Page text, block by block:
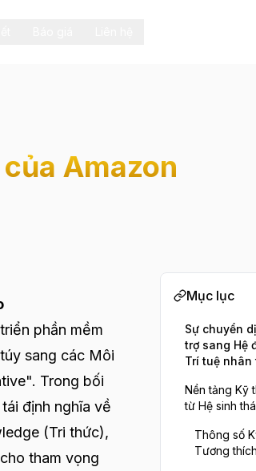
Amazon
phần mềm
sang các Môi
Trong bối
định nghĩa về
(Tri thức),
tham vọng
Mục lục
Sự chuyển
trợ sang Hệ
Trí tuệ nhân
Nền tảng Kỹ
từ Hệ sinh
Thông số
Tương